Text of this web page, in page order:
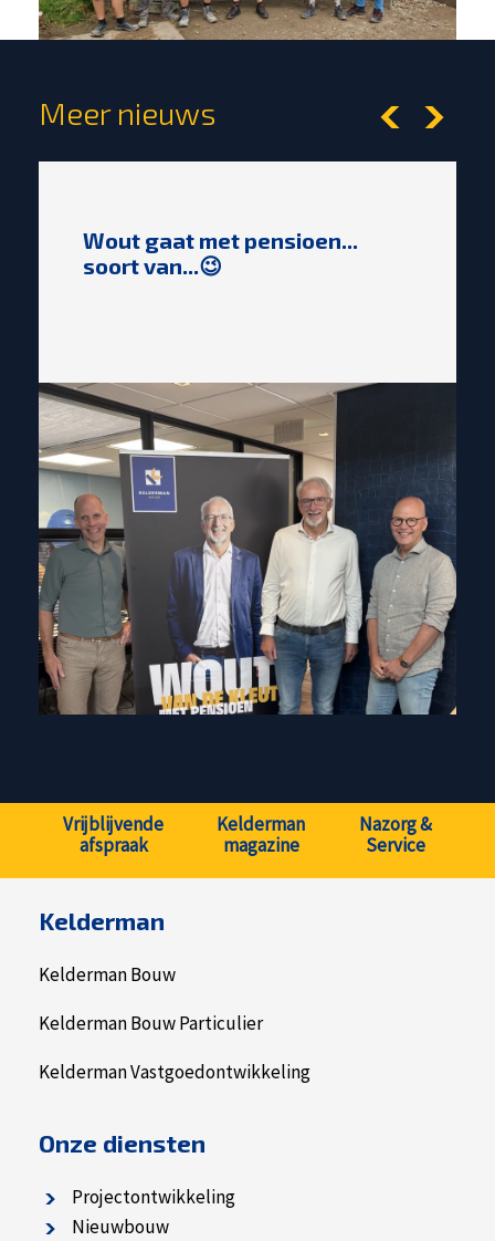
Meer nieuws
Wout gaat met pensioen...
soort van...😉
Vrijblijvende
afspraak
Kelderman
magazine
Nazorg &
Service
Kelderman
Kelderman Bouw
Kelderman Bouw Particulier
Kelderman Vastgoedontwikkeling
Onze diensten
Projectontwikkeling
Nieuwbouw